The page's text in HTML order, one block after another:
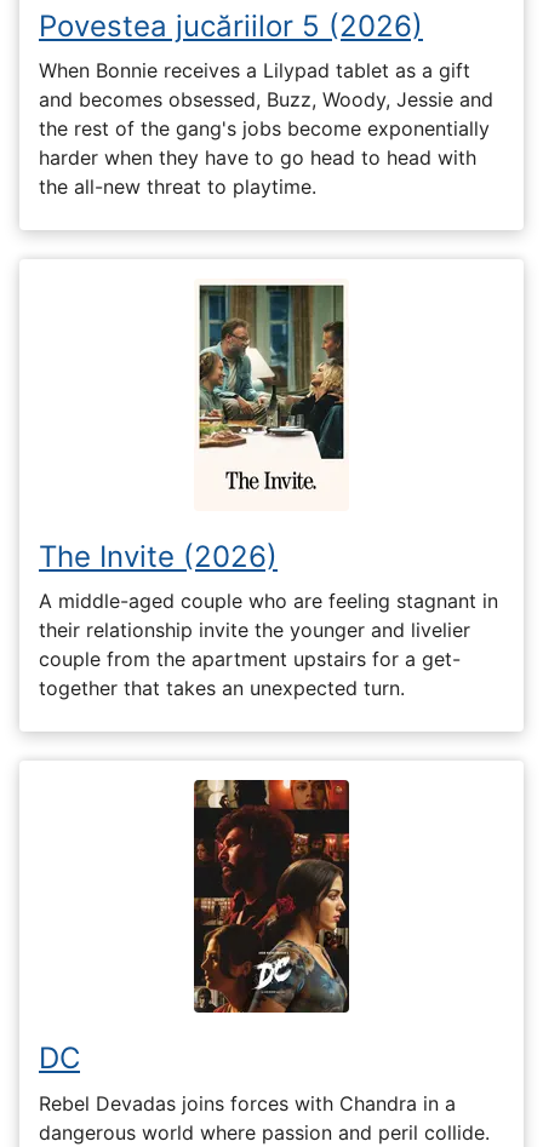
Povestea jucăriilor 5 (2026)
When Bonnie receives a Lilypad tablet as a gift
and becomes obsessed, Buzz, Woody, Jessie and
the rest of the gang's jobs become exponentially
harder when they have to go head to head with
the all-new threat to playtime.
The Invite (2026)
A middle-aged couple who are feeling stagnant in
their relationship invite the younger and livelier
couple from the apartment upstairs for a get-
together that takes an unexpected turn.
DC
Rebel Devadas joins forces with Chandra in a
dangerous world where passion and peril collide.